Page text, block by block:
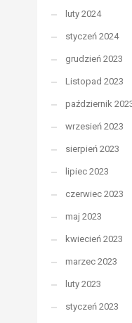
luty 2024
styczeń 2024
grudzień 2023
Listopad 2023
październik
wrzesień 2023
sierpień 2023
lipiec 2023
czerwiec 2023
maj 2023
kwiecień 2023
marzec 2023
luty 2023
styczeń 2023